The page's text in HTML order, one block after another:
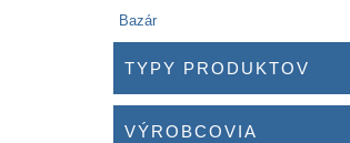
Bazár
TYPY PRODUKTOV
VÝROBCOVIA